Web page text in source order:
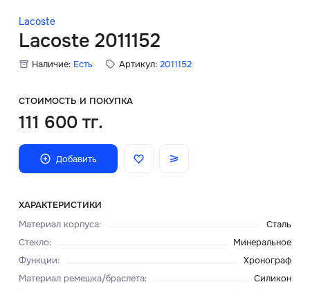
Lacoste
Lacoste 2011152
Наличие: Есть Артикул: 2011152
СТОИМОСТЬ И ПОКУПКА
111 600 тг.
Добавить
ХАРАКТЕРИСТИКИ
Материал корпуса:
Сталь
Стекло:
Минеральное
Функции:
Хронограф
Материал ремешка/браслета:
Силикон
Главная
О нас